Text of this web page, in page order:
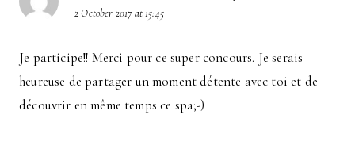
2 October 2017 at 15:45
Je participe!! Merci pour ce super concours. Je serais
heureuse de partager un moment détente avec toi et de
découvrir en même temps ce spa;-)